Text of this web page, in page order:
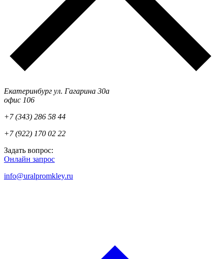
Екатеринбург ул. Гагарина 30а
офис 106
+7 (343) 286 58 44
+7 (922) 170 02 22
Задать вопрос:
Онлайн запрос
info@uralpromkley.ru